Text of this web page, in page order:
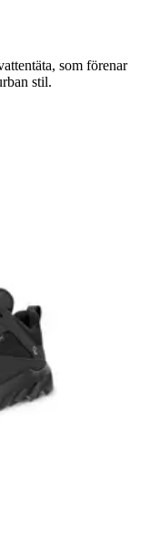
som förenar
stil.